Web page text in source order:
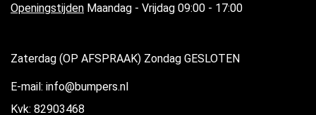
Openingstijden Maandag - Vrijdag 09:00 - 17:00
Zaterdag (OP AFSPRAAK) Zondag GESLOTEN
E-mail: info@bumpers.nl
Kvk: 82903468